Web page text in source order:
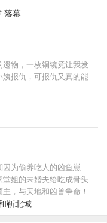
落幕
物，一枚铜镜竟让我发
报仇，可报仇又真的能
为偷养吃人的凶鱼崽
姐的未婚夫给吃成骨头
，与天地和凶兽争命！
靳北城